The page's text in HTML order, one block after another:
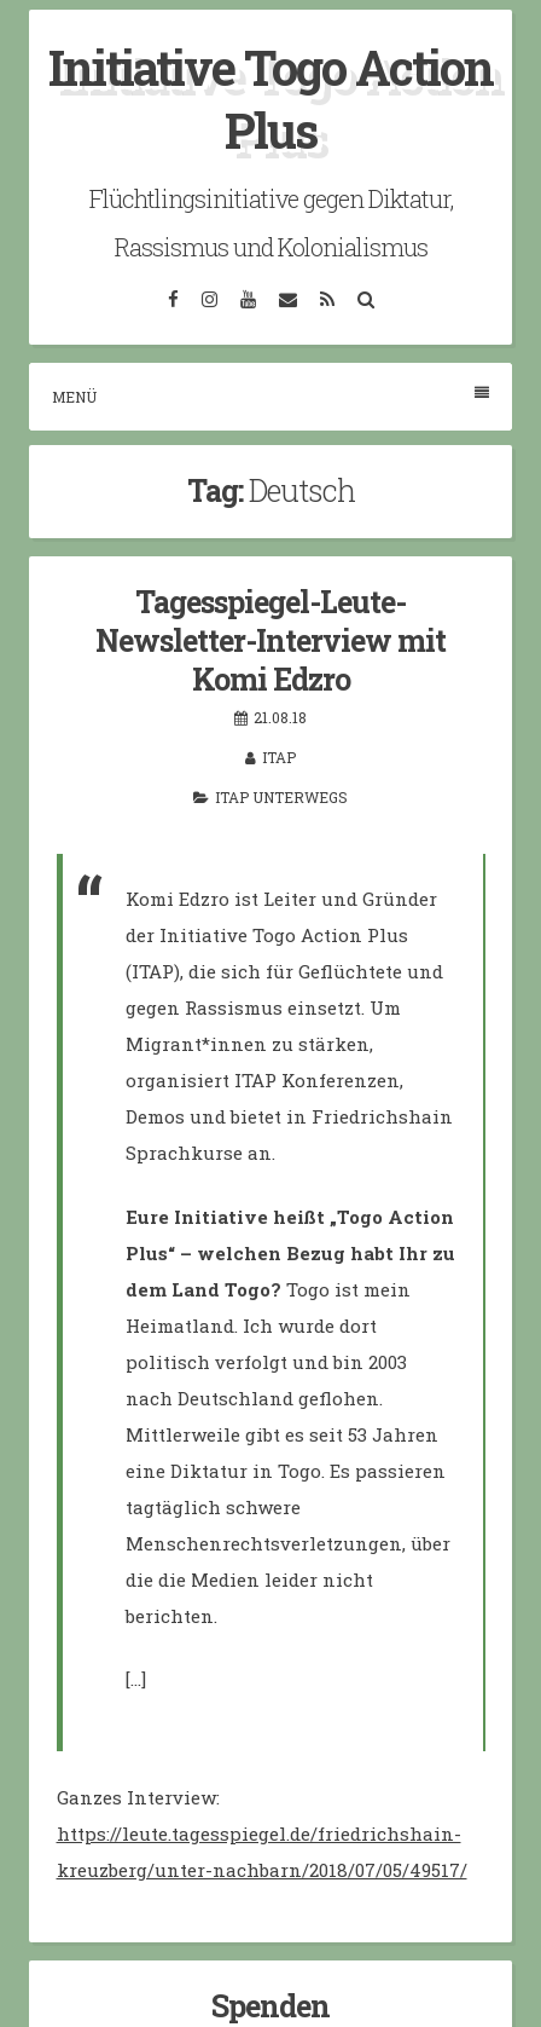
content
Initiative Togo Action
Plus
Flüchtlingsinitiative gegen Diktatur,
Rassismus und Kolonialismus
FacebookInstagramYouTube
EmailRSS
MENÜ
Tag:Deutsch
Tagesspiegel-Leute-
Newsletter-Interview mit
Komi Edzro
21.08.18
ITAP
ITAP UNTERWEGS
Komi Edzro ist Leiter und Gründer
der Initiative Togo Action Plus
(ITAP), die sich für Geflüchtete und
gegen Rassismus einsetzt. Um
Migrant*innen zu stärken,
organisiert ITAP Konferenzen,
Demos und bietet in Friedrichshain
Sprachkurse an.
Eure Initiative heißt „Togo Action
Plus“ – welchen Bezug habt Ihr zu
dem Land Togo? Togo ist mein
Heimatland. Ich wurde dort
politisch verfolgt und bin 2003
nach Deutschland geflohen.
Mittlerweile gibt es seit 53 Jahren
eine Diktatur in Togo. Es passieren
tagtäglich schwere
Menschenrechtsverletzungen, über
die die Medien leider nicht
berichten.
[…]
Ganzes Interview:
https://leute.tagesspiegel.de/friedrichshain-
kreuzberg/unter-nachbarn/2018/07/05/49517/
Spenden